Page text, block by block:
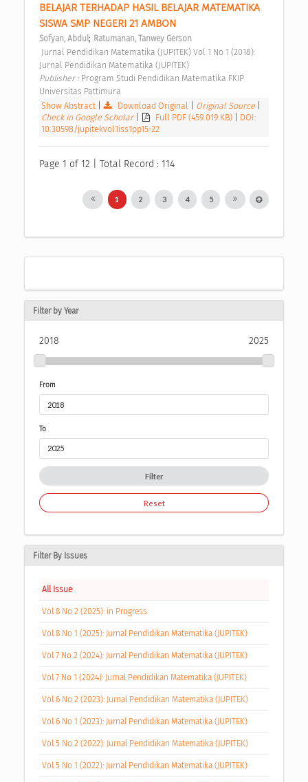
BELAJAR TERHADAP HASIL BELAJAR MATEMATIKA
SISWA SMP NEGERI 21 AMBON
Sofyan, Abdul ; Ratumanan, Tanwey Gerson
Jurnal Pendidikan Matematika (JUPITEK)
Publisher : Program Studi Pendidikan Matematika FKIP
Universitas Pattimura
Show Abstract
Download Original Original Source
Check in Google Scholar
Full PDF (459.019 KB)
DOI:
10.30598/jupitekvol1iss1pp15-22
Page 1 of 12 | Total Record : 114
1 2 3 4 5
Filter by Year
2018 2025
From
To
Filter
Reset
Filter By Issues
All Issue
Vol 8 No 2 (2025): in Progress
Vol 8 No 1 (2025): Jurnal Pendidikan Matematika (JUPITEK)
Vol 7 No 2 (2024): Jurnal Pendidikan Matematika (JUPITEK)
Vol 7 No 1 (2024): Jurnal Pendidikan Matematika (JUPITEK)
Vol 6 No 2 (2023): Jurnal Pendidikan Matematika (JUPITEK)
Vol 6 No 1 (2023): Jurnal Pendidikan Matematika (JUPITEK)
Vol 5 No 2 (2022): Jurnal Pendidikan Matematika (JUPITEK)
Vol 5 No 1 (2022): Jurnal Pendidikan Matematika (JUPITEK)